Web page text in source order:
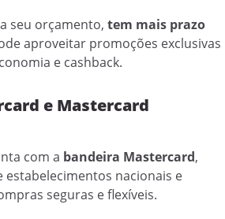
seu orçamento, tem mais prazo
aproveitar promoções exclusivas
e cashback.
e Mastercard
com a bandeira Mastercard,
estabelecimentos nacionais e
seguras e flexíveis.